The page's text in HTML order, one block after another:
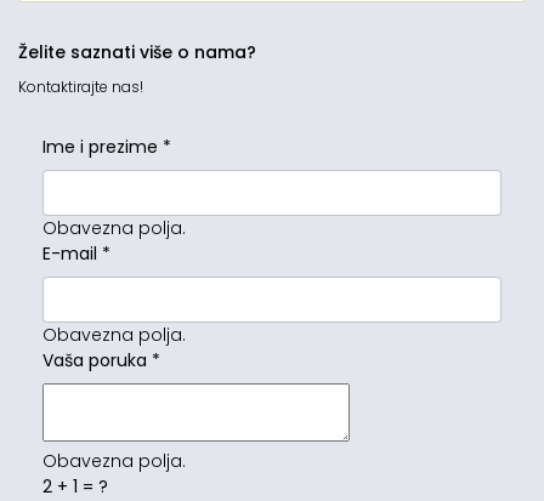
Želite saznati više o nama?
Kontaktirajte nas!
Ime i prezime *
Obavezna polja.
E-mail *
Obavezna polja.
Vaša poruka *
Obavezna polja.
2 + 1 = ?